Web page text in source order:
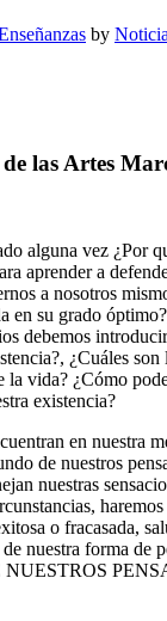
by
las Artes
alguna vez ¿Por
aprender a
a nosotros
en su grado
debemos
¿Cuáles son
la vida? ¿Cómo
existencia?
en nuestra
de nuestros
nuestras
o fracasada,
nuestra forma de